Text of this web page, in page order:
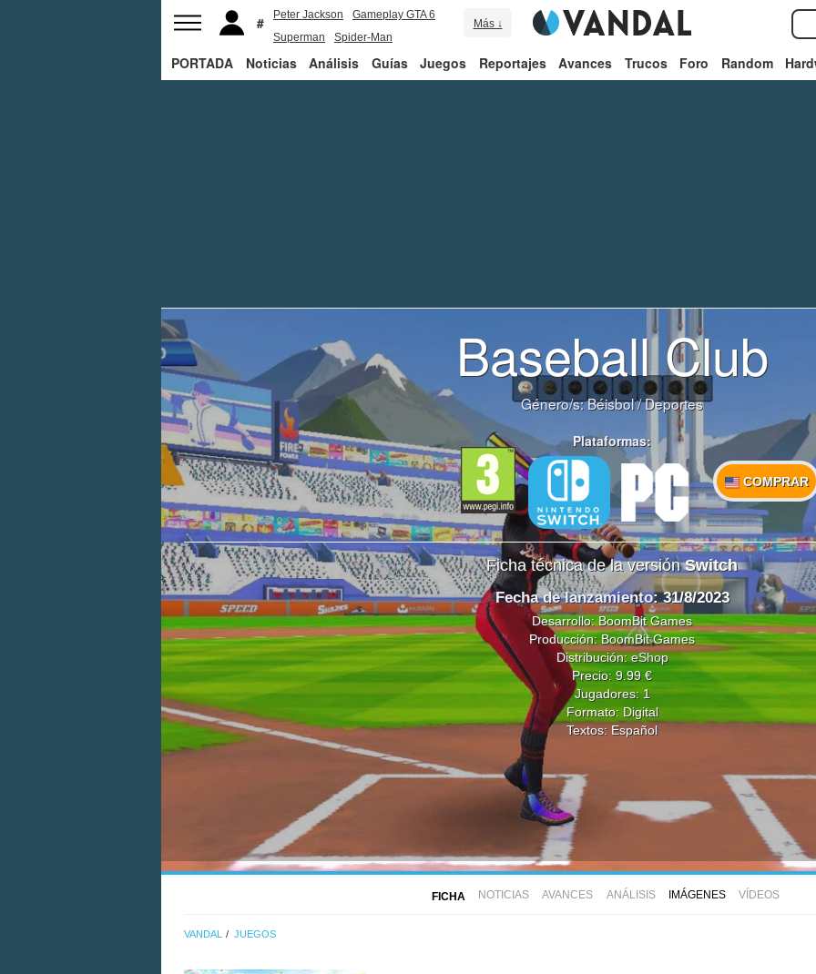
Peter Jackson
Gameplay GTA 6
Superman
Spider-Man
Más ↓
PORTADA Noticias Análisis Guías Juegos Reportajes Avances Trucos Foro Random
Baseball Club
Género/s:Béisbol/Deportes
Plataformas:
COMPRAR
Ficha técnica de la versiónSwitch
Fecha de lanzamiento: 31/8/2023
Desarrollo: BoomBit Games
Producción: BoomBit Games
Distribución:eShop
Precio: 9.99 €
Jugadores: 1
Formato: Digital
Textos: Español
FICHA NOTICIAS AVANCES ANÁLISIS IMÁGENES VÍDEOS
VANDAL JUEGOS